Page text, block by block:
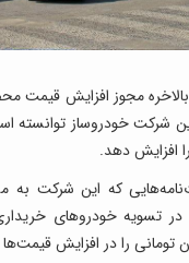
مجوز افزایش قیمت
افزایش دهد.
که این شرکت به
در تسویه خودروهای